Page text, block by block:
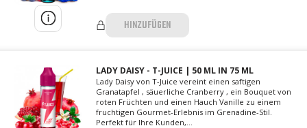
HINZUFÜGEN
LADY DAISY - T-JUICE | 50 ML IN 75 ML
Lady Daisy von T-Juice vereint einen saftigen
Granatapfel , säuerliche Cranberry , ein Bouquet von
roten Früchten und einen Hauch Vanille zu einem
fruchtigen Gourmet-Erlebnis im Grenadine-Stil.
Perfekt für Ihre Kunden,...